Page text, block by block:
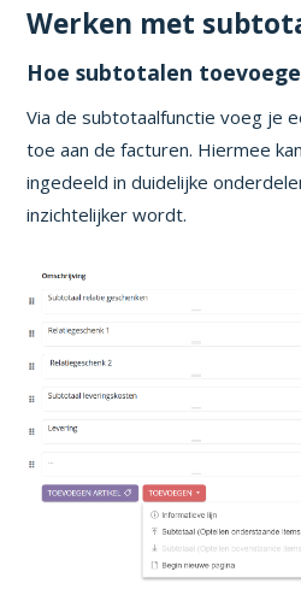
Werken met
Hoe subtotalen
Via de subtotaalfunctie voeg je
toe aan de facturen. Hiermee
ingedeeld in duidelijke
inzichtelijker wordt.